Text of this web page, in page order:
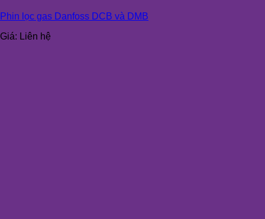
Phin lọc gas Danfoss DCB và DMB
Giá: Liên hệ